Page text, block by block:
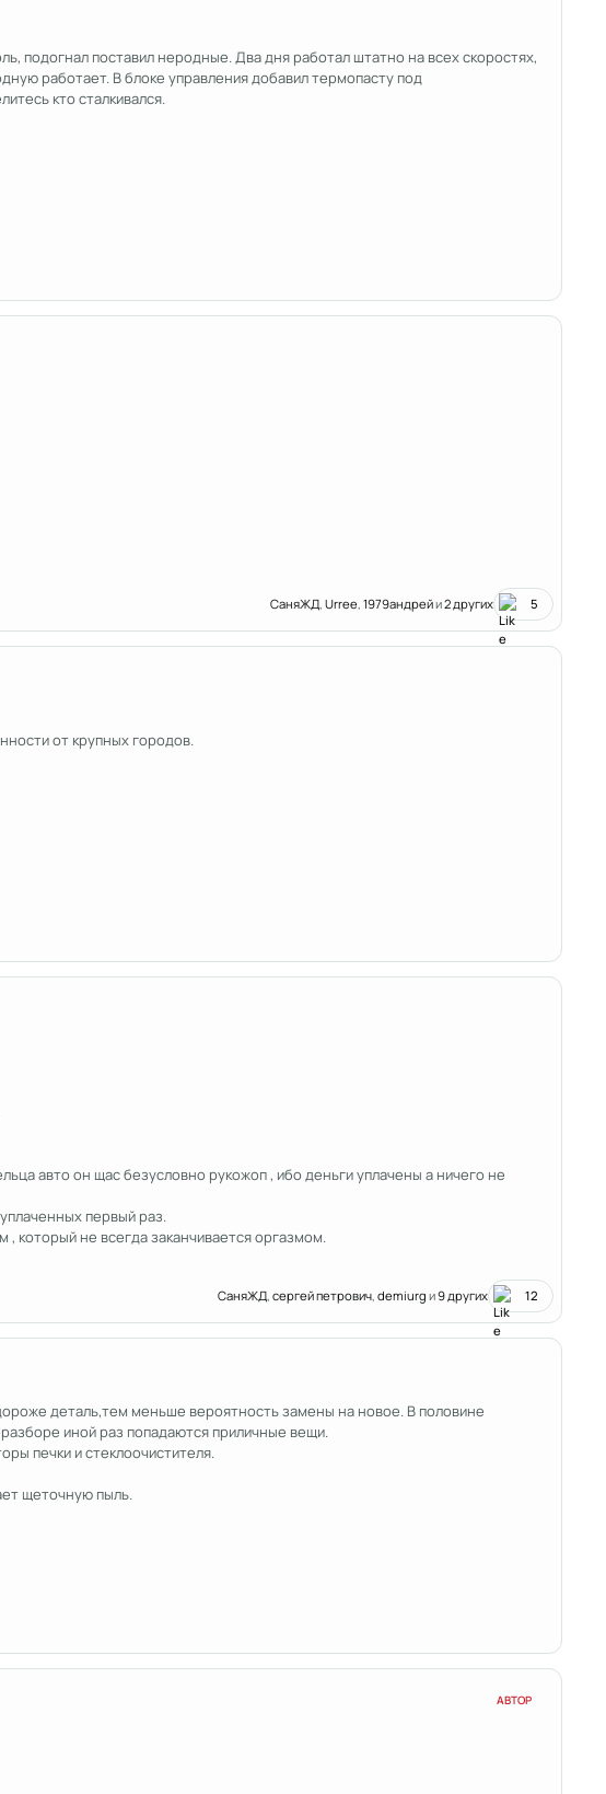
подогнал поставил неродные. Два дня работал штатно на всех скоростях,
работает. В блоке управления добавил термопасту под
кто сталкивался.
СаняЖД, Urree, 1979андрейи2 других 5
от крупных городов.
авто он щас безусловно рукожоп , ибо деньги уплачены а ничего не
первый раз.
, который не всегда заканчивается оргазмом.
СаняЖД, сергей петрович, demiurg и9 других 12
деталь,тем меньше вероятность замены на новое. В половине
иной раз попадаются приличные вещи.
печки и стеклоочистителя.
щеточную пыль.
АВТОР